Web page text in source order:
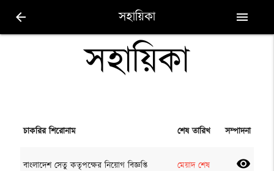
arrow_back সহায়িকা menu
সহায়িকা
চাকরির শিরোনাম শেষ তারিখ সম্পাদনা
বাংলাদেশ সেতু কতৃপক্ষের নিয়োগ বিজ্ঞপ্তি মেয়াদ শেষ visibility